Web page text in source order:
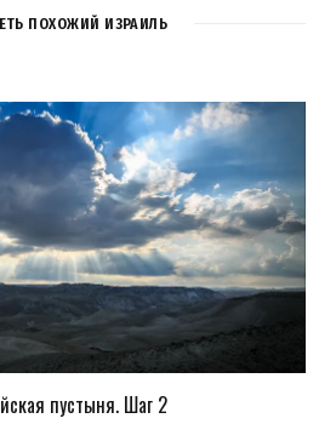
2КОММЕНТАРИЯ
REPLY
Гешрон и Цфахот -
ПОХОЖИЙ ИЗРАИЛЬ
пустыня. Шаг 2